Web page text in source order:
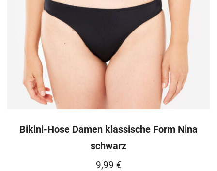
Bikini-Hose Damen klassische Form Nina
schwarz
9,99 €